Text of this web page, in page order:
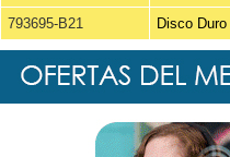
793695-B21
Disco